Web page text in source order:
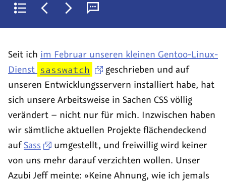
Zurück
zur
Jüngerer
Artikel:
Wir
machen
uns
auf
die
Socken!
Älterer
Artikel:
gründen
das
Open
Device
Lab
Nürnberg
Kommentare
(derzeit
Seit ich im Februar unseren kleinen Gentoo-Linux-
Dienst sasswatch
geschrieben und auf
unseren Entwicklungsservern installiert habe, hat
sich unsere Arbeitsweise in Sachen CSS völlig
verändert – nicht nur für mich. Inzwischen haben
wir sämtliche aktuellen Projekte flächendeckend
aufSass
umgestellt, und freiwillig wird keiner
von uns mehr darauf verzichten wollen. Unser
Azubi Jeff meinte: »Keine Ahnung, wie ich jemals